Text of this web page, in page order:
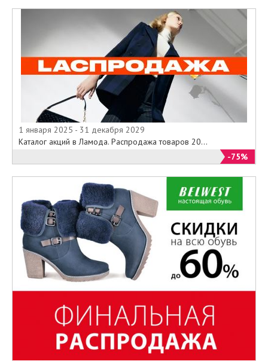
1 января 2025 - 31 декабря 2029
Каталог акций в Ламода. Распродажа товаров 20...
-75%